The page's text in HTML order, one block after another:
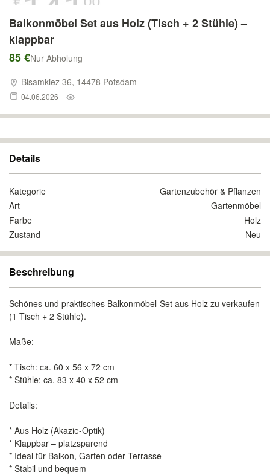
Balkonmöbel Set aus Holz (Tisch + 2 Stühle) –
klappbar
85 €Nur Abholung
Bisamkiez 36, 14478 Potsdam
04.06.2026
Details
Kategorie
Gartenzubehör & Pflanzen
Art
Gartenmöbel
Farbe
Holz
Zustand
Neu
Beschreibung
Schönes und praktisches Balkonmöbel-Set aus Holz zu verkaufen
(1 Tisch + 2 Stühle).
Maße:
* Tisch: ca. 60 x 56 x 72 cm
* Stühle: ca. 83 x 40 x 52 cm
Details:
* Aus Holz (Akazie-Optik)
* Klappbar – platzsparend
* Ideal für Balkon, Garten oder Terrasse
* Stabil und bequem